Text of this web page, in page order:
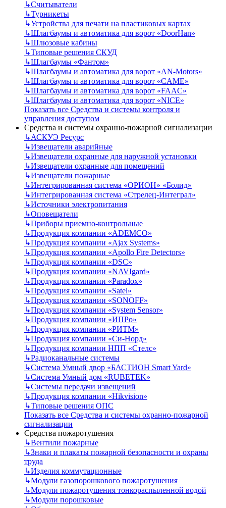
↳Считыватели
↳Турникеты
↳Устройства для печати на пластиковых картах
↳Шлагбаумы и автоматика для ворот «DoorHan»
↳Шлюзовые кабины
↳Типовые решения СКУД
↳Шлагбаумы «Фантом»
↳Шлагбаумы и автоматика для ворот «AN-Motors»
↳Шлагбаумы и автоматика для ворот «CAME»
↳Шлагбаумы и автоматика для ворот «FAAC»
↳Шлагбаумы и автоматика для ворот «NICE»
Показать все Средства и системы контроля и
управления доступом
Средства и системы охранно-пожарной сигнализации
↳АСКУЭ Ресурс
↳Извещатели аварийные
↳Извещатели охранные для наружной установки
↳Извещатели охранные для помещений
↳Извещатели пожарные
↳Интегрированная система «ОРИОН» «Болид»
↳Интегрированная система «Стрелец-Интеграл»
↳Источники электропитания
↳Оповещатели
↳Приборы приемно-контрольные
↳Продукция компании «ADEMCO»
↳Продукция компании «Ajax Systems»
↳Продукция компании «Apollo Fire Detectors»
↳Продукция компании «DSC»
↳Продукция компании «NAVIgard»
↳Продукция компании «Paradox»
↳Продукция компании «Satel»
↳Продукция компании «SONOFF»
↳Продукция компании «System Sensor»
↳Продукция компании «ИПРо»
↳Продукция компании «РИТМ»
↳Продукция компании «Си-Норд»
↳Продукция компании НПП «Стелс»
↳Радиоканальные системы
↳Система Умный двор «БАСТИОН Smart Yard»
↳Система Умный дом «RUBETEK»
↳Системы передачи извещений
↳Продукция компании «Hikvision»
↳Типовые решения ОПС
Показать все Средства и системы охранно-пожарной
сигнализации
Средства пожаротушения
↳Вентили пожарные
↳Знаки и плакаты пожарной безопасности и охраны
труда
↳Изделия коммутационные
↳Модули газопорошкового пожаротушения
↳Модули пожаротушения тонкораспыленной водой
↳Модули порошковые